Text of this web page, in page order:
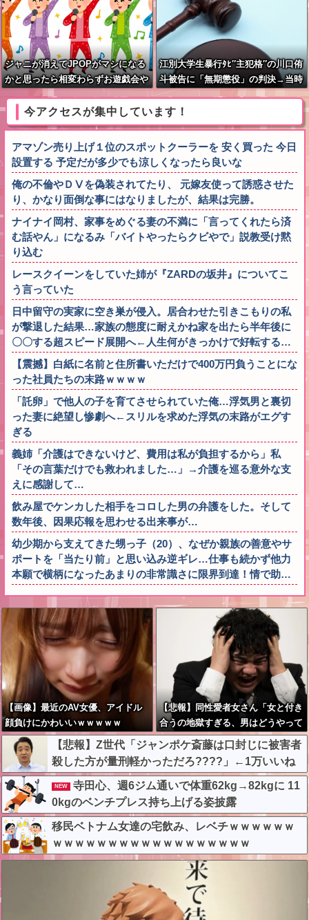
ジャニが消えてJPOPがマシになる
かと思ったら相変わらずお遊戯会や
ってて笑う
江別大学生暴行ﾀﾋ″主犯格″の川口侑
斗被告に「無期懲役」の判決→当時
17歳少年に「懲役30年」の判決
今アクセスが集中しています！
アマゾン売り上げ１位のスポットクーラーを 安く買った 今日
設置する 予定だが多少でも涼しくなったら良いな
俺の不倫やＤⅤを偽装されてたり、 元嫁友使って誘惑させた
り、かなり面倒な事にはなりましたが、結果は完勝。
ナイナイ岡村、家事をめぐる妻の不満に「言ってくれたら済
む話やん」になるみ「バイトやったらクビやで」説教受け黙
り込む
レースクイーンをしていた姉が『ZARDの坂井』についてこ
う言っていた
日中留守の実家に空き巣が侵入。居合わせた引きこもりの私
が撃退した結果…家族の態度に耐えかね家を出たら半年後に
〇〇する超スピード展開へ←人生何がきっかけで好転する…
【震撼】白紙に名前と住所書いただけで400万円負うことにな
った社員たちの末路ｗｗｗｗ
「託卵」で他人の子を育てさせられていた俺…浮気男と裏切
った妻に絶望し惨劇へ←スリルを求めた浮気の末路がエグす
ぎる
義姉「介護はできないけど、費用は私が負担するから」私
「その言葉だけでも救われました…」→介護を巡る意外な支
えに感謝して…
飲み屋でケンカした相手をコロした男の弁護をした。そして
数年後、因果応報を思わせる出来事が…
幼少期から支えてきた甥っ子（20）、なぜか親族の善意やサ
ポートを「当たり前」と思い込み逆ギレ…仕事も続かず他力
本願で横柄になったあまりの非常識さに限界到達！情で助…
【画像】最近のAV女優、アイドル
顔負けにかわいいｗｗｗｗｗ
【悲報】同性愛者女さん「女と付き
合うの地獄すぎる、男はどうやって
耐えてんの？」←コレは同意せざる
おえないと話題に
【悲報】Z世代「ジャンポケ斎藤は口封じに被害者
殺した方が量刑軽かっただろ????」←1万いいね
❤️
NEW
寺田心、週6ジム通いで体重62kg→82kgに 11
0kgのベンチプレス持ち上げる姿披露
移民ベトナム女達の宅飲み、レベチｗｗｗｗｗｗ
ｗｗｗｗｗｗｗｗｗｗｗｗｗｗｗｗｗｗ